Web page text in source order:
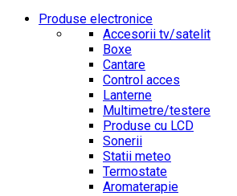
Produse electronice
Accesorii tv/satelit
Boxe
Cantare
Control acces
Lanterne
Multimetre/testere
Produse cu LCD
Sonerii
Statii meteo
Termostate
Aromaterapie